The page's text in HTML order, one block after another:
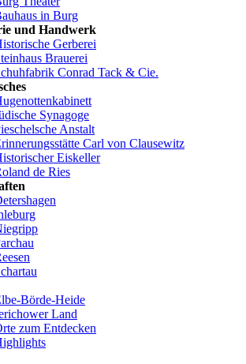
in Burg
und Handwerk
Gerberei
Brauerei
Conrad Tack & Cie.
Synagoge
Anstalt
Carl von Clausewitz
Eiskeller
de Ries
Börde-Heide
Land
zum Entdecken